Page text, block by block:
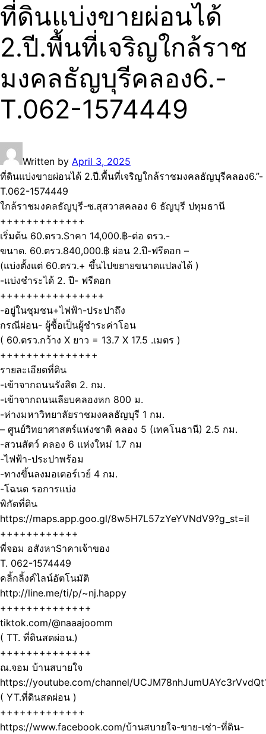
ที่ดินแบ่งขายผ่อนได้
2.ปี.พื้นที่เจริญใกล้ราช
มงคลธัญบุรีคลอง6.-
T.062-1574449
Written by April 3, 2025
ที่ดินแบ่งขายผ่อนได้ 2.ปี.พื้นที่เจริญใกล้ราชมงคลธัญบุรีคลอง6.”-
T.062-1574449
ใกล้ราชมงคลธัญบุรี-ซ.สุสวาสคลอง 6 ธัญบุรี ปทุมธานี
+++++++++++++
เริ่มต้น 60.ตรว.Sาคา 14,000.฿-ต่อ ตรว.-
ขนาด. 60.ตรว.840,000.฿ ผ่อน 2.ปี-ฟรีดอก –
(แบ่งตั้งแต่ 60.ตรว.+ ขึ้นไปขยายขนาดแปลงได้ )
-แบ่งชำระได้ 2. ปี- ฟรีดอก
++++++++++++++++
-อยู่ในชุมชน+ไฟฟ้า-ประปาถึง
กรณีผ่อน- ผู้ซื้อเป็นผู้ชำระค่าโอน
( 60.ตรว.กว้าง X ยาว = 13.7 X 17.5 .เมตร )
+++++++++++++++
รายละเอียดที่ดิน
-เข้าจากถนนรังสิต 2. กม.
-เข้าจากถนนเลียบคลองหก 800 ม.
-ห่างมหาวิทยาลัยราชมงคลธัญบุรี 1 กม.
– ศูนย์วิทยาศาสตร์แห่งชาติ คลอง 5 (เทคโนธานี) 2.5 กม.
-สวนสัตว์ คลอง 6 แห่งใหม่ 1.7 กม
-ไฟฟ้า-ประปาพร้อม
-ทางขึ้นลงมอเตอร์เวย์ 4 กม.
-โฉนด รอการแบ่ง
พิกัดที่ดิน
https://maps.app.goo.gl/8w5H7L57zYeYVNdV9?g_st=il
++++++++++++
พี่จอม อสังหาSาคาเจ้าของ
T. 062-1574449
คลิ้กลิ้งค์ไลน์อัตโนมัติ
http://line.me/ti/p/~nj.happy
++++++++++++++
tiktok.com/@naaajoomm
( TT. ที่ดินสดผ่อน.)
++++++++++++++
ณ.จอม บ้านสบายใจ
https://youtube.com/channel/
( YT.ที่ดินสดผ่อน )
+++++++++++++
https://www.facebook.com/บ้านสบายใจ-ขาย-เช่า-ที่ดิน-